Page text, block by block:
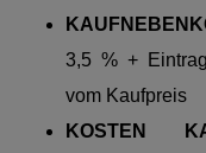
3,5 % +
vom Kaufpreis
KOSTEN